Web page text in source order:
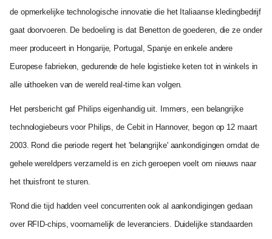
de opmerkelijke technologische innovatie die het Italiaanse kledingbedrijf
gaat doorvoeren. De bedoeling is dat Benetton de goederen, die ze onder
meer produceert in Hongarije, Portugal, Spanje en enkele andere
Europese fabrieken, gedurende de hele logistieke keten tot in winkels in
alle uithoeken van de wereld real-time kan volgen.
Het persbericht gaf Philips eigenhandig uit. Immers, een belangrijke
technologiebeurs voor Philips, de Cebit in Hannover, begon op 12 maart
2003. Rond die periode regent het 'belangrijke' aankondigingen omdat de
gehele wereldpers verzameld is en zich geroepen voelt om nieuws naar
het thuisfront te sturen.
'Rond die tijd hadden veel concurrenten ook al aankondigingen gedaan
over RFID-chips, voornamelijk de leveranciers. Duidelijke standaarden